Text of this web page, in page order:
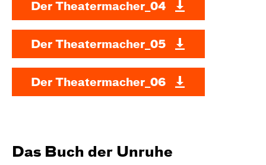
Der Theatermacher_04
Der Theatermacher_05
Der Theatermacher_06
Das Buch der Unruhe